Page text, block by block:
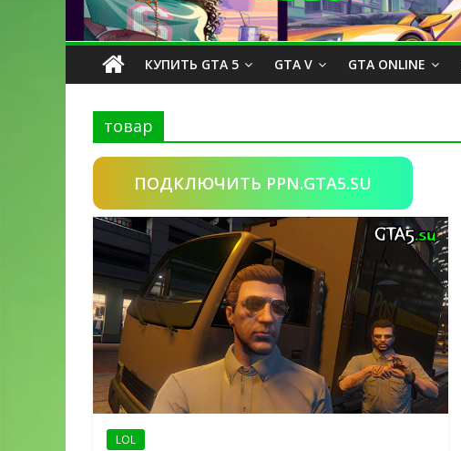
КУПИТЬ GTA 5 GTA V GTA ONLINE
товар
ПОДКЛЮЧИТЬ PPN.GTA5.SU
LOL